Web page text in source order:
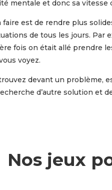
mentale et donc sa
faire est de rendre plus
de tous les jours. Par
fois on était allé prendre
voyez.
devant un problème,
d’autre solution et
Nos jeux